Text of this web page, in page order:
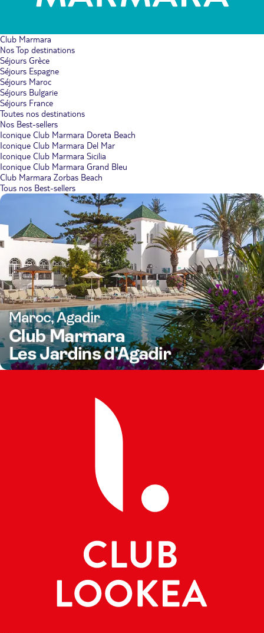
Club Marmara
Nos Top destinations
Séjours Grèce
Séjours Espagne
Séjours Maroc
Séjours Bulgarie
Séjours France
Toutes nos destinations
Nos Best-sellers
Iconique Club Marmara Doreta Beach
Iconique Club Marmara Del Mar
Iconique Club Marmara Sicilia
Iconique Club Marmara Grand Bleu
Club Marmara Zorbas Beach
Tous nos Best-sellers